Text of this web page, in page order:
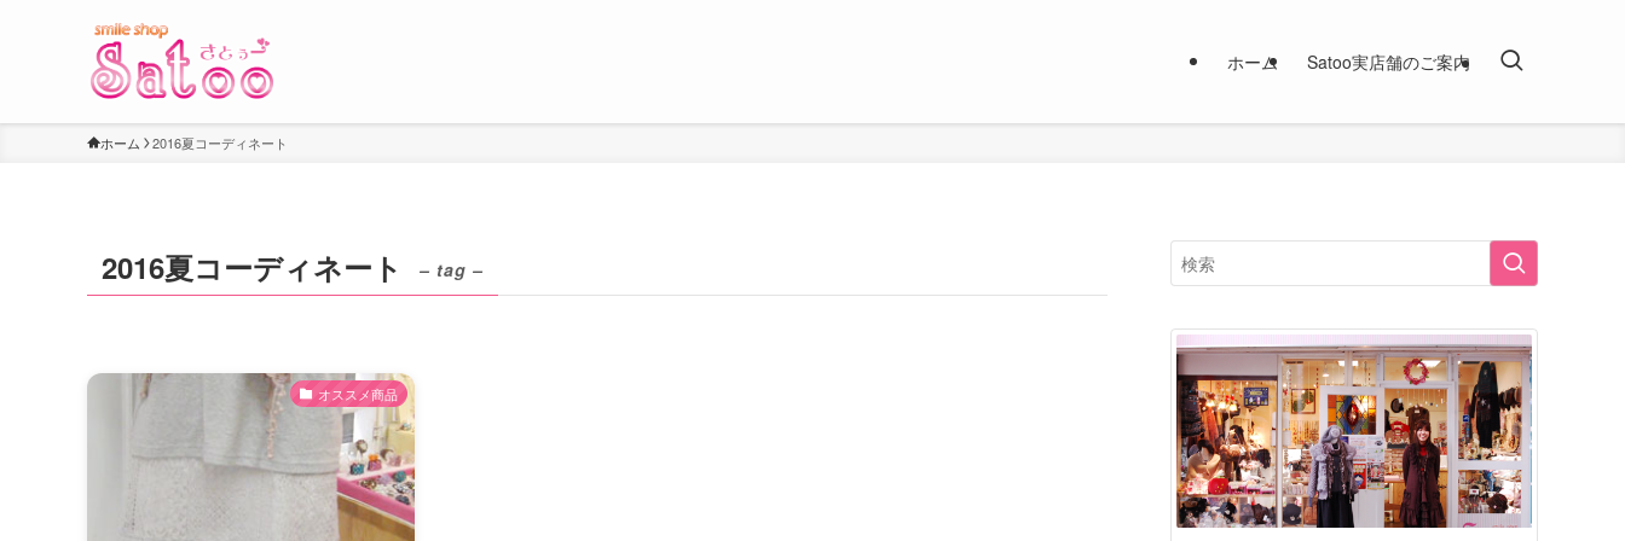
ホーム Satoo実店舗のご案内
ホーム 2016夏コーディネート
2016夏コーディネート – tag –
オススメ商品